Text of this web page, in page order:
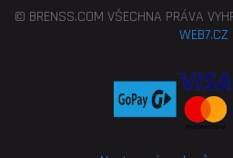
© BRENSS.COM VŠECHNA PRÁVA
WEB7.CZ